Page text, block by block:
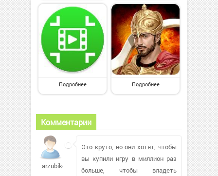
Подробнее Подробнее
Комментарии
arzubikov387
Это круто, но они хотят, чтобы
вы купили игру в миллион раз
больше, чтобы владеть